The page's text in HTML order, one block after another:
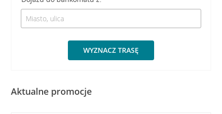
WYZNACZ TRASĘ
Aktualne promocje